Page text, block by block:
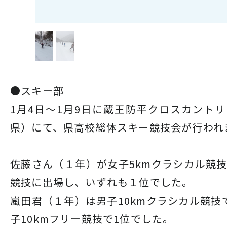
●スキー部
1月4日～1月9日に蔵王防平クロスカント
県）にて、県高校総体スキー競技会が行わ
佐藤さん（１年）が女子5kmクラシカル競
競技に出場し、いずれも１位でした。
嵐田君（１年）は男子10kmクラシカル競技
子10kmフリー競技で1位でした。